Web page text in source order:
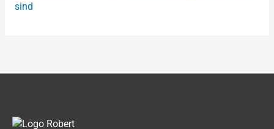
sind